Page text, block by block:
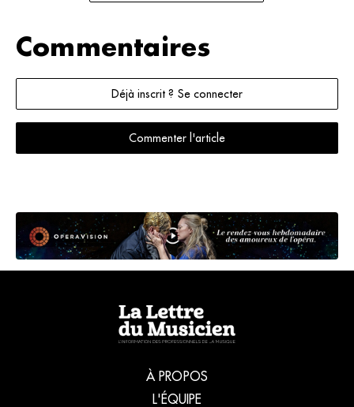
Commentaires
Déjà inscrit ? Se connecter
Commenter l'article
À PROPOS
L'ÉQUIPE